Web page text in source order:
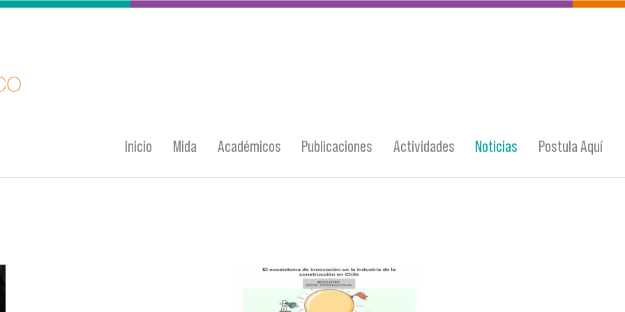
Inicio Mida Académicos Publicaciones Actividades Noticias Postula Aquí